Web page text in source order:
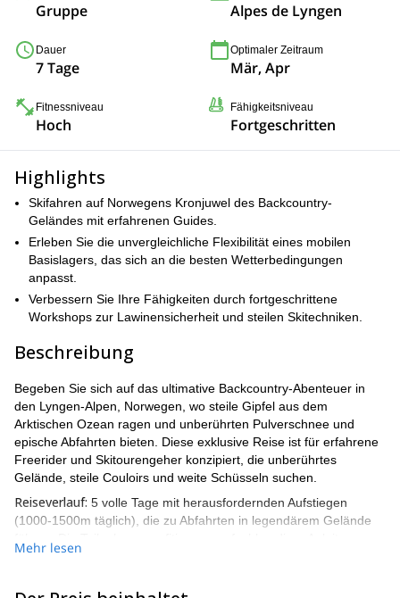
Gruppe Alpes de Lyngen
Dauer
7 Tage
Optimaler Zeitraum
Mär, Apr
Fitnessniveau
Hoch
Fähigkeitsniveau
Fortgeschritten
Highlights
Skifahren auf Norwegens Kronjuwel des Backcountry-
Geländes mit erfahrenen Guides.
Erleben Sie die unvergleichliche Flexibilität eines mobilen
Basislagers, das sich an die besten Wetterbedingungen
anpasst.
Verbessern Sie Ihre Fähigkeiten durch fortgeschrittene
Workshops zur Lawinensicherheit und steilen Skitechniken.
Beschreibung
Begeben Sie sich auf das ultimative Backcountry-Abenteuer in
den Lyngen-Alpen, Norwegen, wo steile Gipfel aus dem
Arktischen Ozean ragen und unberührten Pulverschnee und
epische Abfahrten bieten. Diese exklusive Reise ist für erfahrene
Freerider und Skitourengeher konzipiert, die unberührtes
Gelände, steile Couloirs und weite Schüsseln suchen.
Reiseverlauf: 5 volle Tage mit herausfordernden Aufstiegen
(1000-1500m täglich), die zu Abfahrten in legendärem Gelände
speziellen Ausrüstungsdemos und einem flexiblen mobilen
nachgewiesene Off-Piste-Erfahrung und solide
Mehr lesen